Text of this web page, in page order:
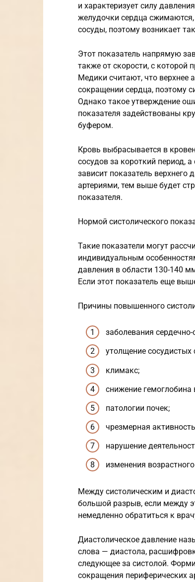
и характеризует силу
желудочки сердца сжимаются,
сосуды, поэтому возникает
Этот показатель напрямую
также от скорости, с которой
Медики считают, что верхнее
сокращении сердца, поэтому
Однако такое утверждение
показателя задействованы
буфером.
Кровь выбрасывается в
сосудов за короткий период,
зависит показатель
артериями, тем выше будет
показателя.
Нормой систолического
Такие показатели могут
индивидуальным
давления в области 130-140
Если этот показатель еще
Причины повышенного
заболевания
утолщение сосудистых
климакс;
снижение гемоглобина
патологии почек;
чрезмерная
нарушение
изменения
Между систолическим и
большой разрыв, если между
немедленно обратиться к
Диастолическое давление
слова — диастола,
следующее за систолой.
сокращения периферических